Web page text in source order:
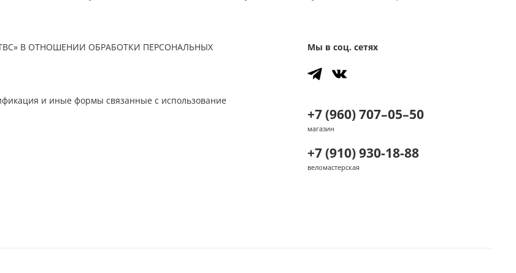
В ОТНОШЕНИИ ОБРАБОТКИ ПЕРСОНАЛЬНЫХ
и иные формы связанные с использование
Мы в соц. сетях
+7 (960) 707–05–50
магазин
+7 (910) 930-18-88
веломастерская